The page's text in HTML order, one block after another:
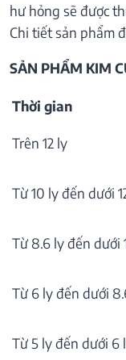
hư hỏng sẽ được
Chi tiết sản phẩm
SẢN PHẨM KIM
Thời gian
Trên 12 ly
Từ 10 ly đến dưới
Từ 8.6 ly đến dưới
Từ 6 ly đến dưới
Từ 5 ly đến dưới 6